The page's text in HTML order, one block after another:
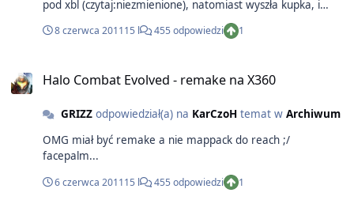
pod xbl (czytaj:niezmienione), natomiast wyszła kupka, i
8 czerwca 201115 l 455 odpowiedzi 1
Halo Combat Evolved - remake na X360
GRIZZodpowiedział(a) na KarCzoHtemat w Archiwum
OMG miał być remake a nie mappack do reach ;/
facepalm...
6 czerwca 201115 l 455 odpowiedzi 1